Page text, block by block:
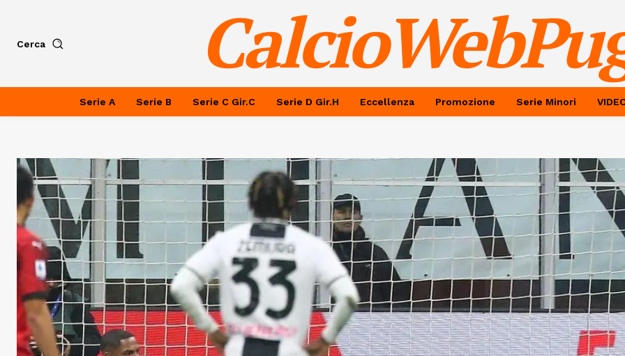
Cerca
Serie A Serie B Serie C Gir.C Serie D Gir.H Eccellenza Promozione Serie Minori